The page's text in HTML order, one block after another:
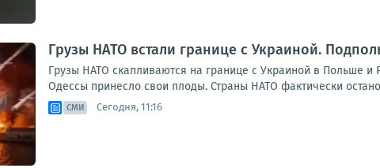
Грузы НАТО встали границе с Украиной.
Грузы НАТО скапливаются на границе с Украиной в Польше
Одессы принесло свои плоды. Страны НАТО фактически
СМИ Сегодня, 11:16